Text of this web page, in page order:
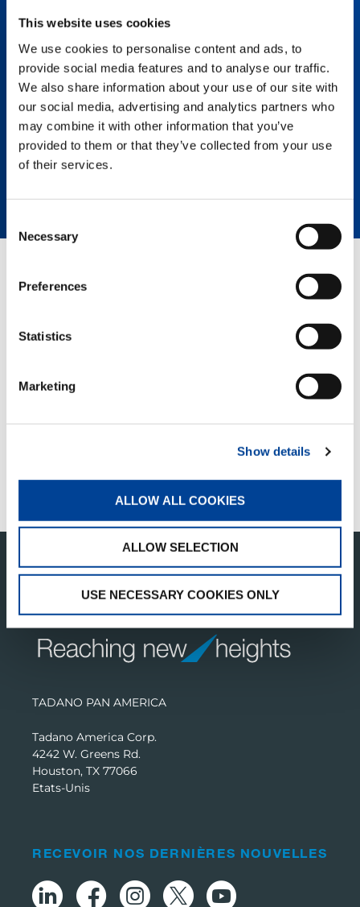
This website uses cookies
We use cookies to personalise content and ads, to
provide social media features and to analyse our traffic.
We also share information about your use of our site with
our social media, advertising and analytics partners who
may combine it with other information that you’ve
provided to them or that they’ve collected from your use
of their services.
Selection
Necessary
Preferences
Statistics
Marketing
Show details
ALLOW ALL COOKIES
ALLOW SELECTION
USE NECESSARY COOKIES ONLY
Disponible en option, la solution Flex Frame
traditionnel vérin télescopique. L’option
Flex Frame permet un réglable en toute
simplicité du rayon du contrepoids Superlift de
13 à 21 m avec le contrepoids complet sur le
plateau. Terminé l’empilage des contrepoids,
économisez un temps précieux. L’option
Flex Frame se combine parfaitement avec le
plateau Split Tray et l’extension de mât
Superlift, ce qui permet de réduire les temps
complémentaires au hangar.
PAGES EN RELATION
QUICK LINKS
TADANO PAN AMERICA
Tadano America Corp.
4242 W. Greens Rd.
Houston, TX 77066
Etats-Unis
RECEVOIR NOS DERNIÈRES NOUVELLES